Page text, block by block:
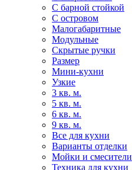
С барной стойкой
С островом
Малогабаритные
Модульные
Скрытые ручки
Размер
Мини-кухни
Узкие
3 кв. м.
5 кв. м.
6 кв. м.
9 кв. м.
Все для кухни
Варианты отделки
Мойки и смесители
Техника для кухни